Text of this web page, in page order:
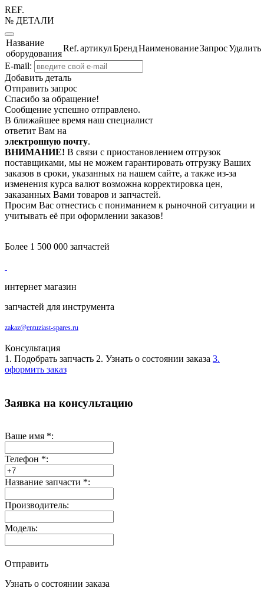
REF.
№ ДЕТАЛИ
Название
оборудования
Ref.артикулБрендНаименованиеЗапросУдалить
E-mail:
Добавить деталь
Отправить запрос
Спасибо за обращение!
Сообщение успешно отправлено.
В ближайшее время наш специалист
ответит Вам на
электронную почту.
ВНИМАНИЕ! В связи с приостановлением отгрузок
поставщиками, мы не можем гарантировать отгрузку Ваших
заказов в сроки, указанных на нашем сайте, а также из-за
изменения курса валют возможна корректировка цен,
заказанных Вами товаров и запчастей.
Просим Вас отнестись с пониманием к рыночной ситуации и
учитывать её при оформлении заказов!
Более 1 500 000 запчастей
интернет магазин
запчастей для инструмента
zakaz@entuziast-spares.ru
Консультация
1. Подобрать запчасть 2. Узнать о состоянии заказа 3.
оформить заказ
Заявка на консультацию
Ваше имя *:
Телефон *:
Название запчасти *:
Производитель:
Модель:
Отправить
Узнать о состоянии заказа